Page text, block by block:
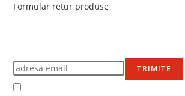
Formular retur produse
TRIMITE